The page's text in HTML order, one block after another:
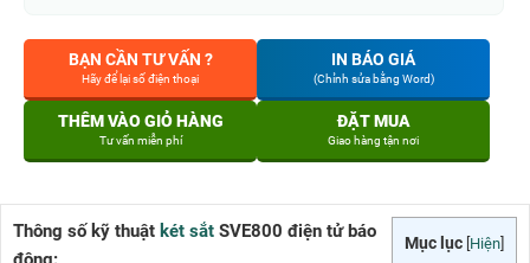
BẠN CẦN TƯ VẤN ?
Hãy để lại số điện thoại
IN BÁO GIÁ
(Chỉnh sửa bằng Word)
THÊM VÀO GIỎ HÀNG
Tư vấn miễn phí
ĐẶT MUA
Giao hàng tận nơi
Mục lục Hiện
Thông số kỹ thuật két sắt SVE800 điện tử báo